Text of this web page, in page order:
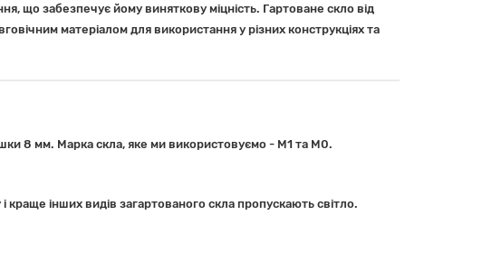
що забезпечує йому виняткову міцність. Гартоване скло від
матеріалом для використання у різних конструкціях та
8 мм. Марка скла, яке ми використовуємо - М1 та М0.
інших видів загартованого скла пропускають світло.